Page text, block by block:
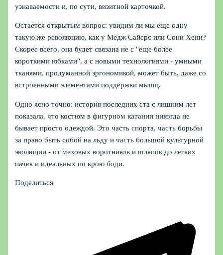
узнаваемости и, по сути, визитной карточкой.
Остается открытым вопрос: увидим ли мы еще одну
такую же революцию, как у Медж Сайерс или Сони Хени?
Скорее всего, она будет связана не с "еще более
короткими юбками", а с новыми технологиями - умными
тканями, продуманной эргономикой, может быть, даже со
встроенными элементами поддержки мышц.
Одно ясно точно: история последних ста с лишним лет
показала, что костюм в фигурном катании никогда не
бывает просто одеждой. Это часть спорта, часть борьбы
за право быть собой на льду и часть большой культурной
эволюции - от меховых воротников и шляпок до легких
пачек и идеальных по крою боди.
Поделиться